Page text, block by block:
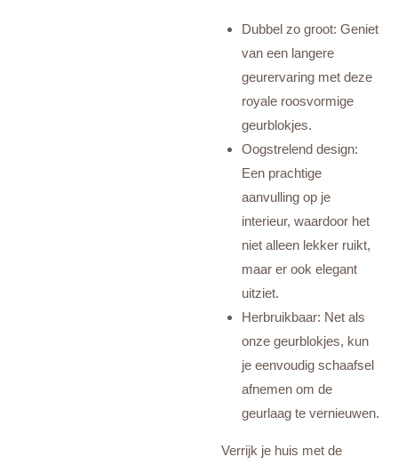
Dubbel zo groot: Geniet
van een langere
geurervaring met deze
royale roosvormige
geurblokjes.
Oogstrelend design:
Een prachtige
aanvulling op je
interieur, waardoor het
niet alleen lekker ruikt,
maar er ook elegant
uitziet.
Herbruikbaar: Net als
onze geurblokjes, kun
je eenvoudig schaafsel
afnemen om de
geurlaag te vernieuwen.
Verrijk je huis met de